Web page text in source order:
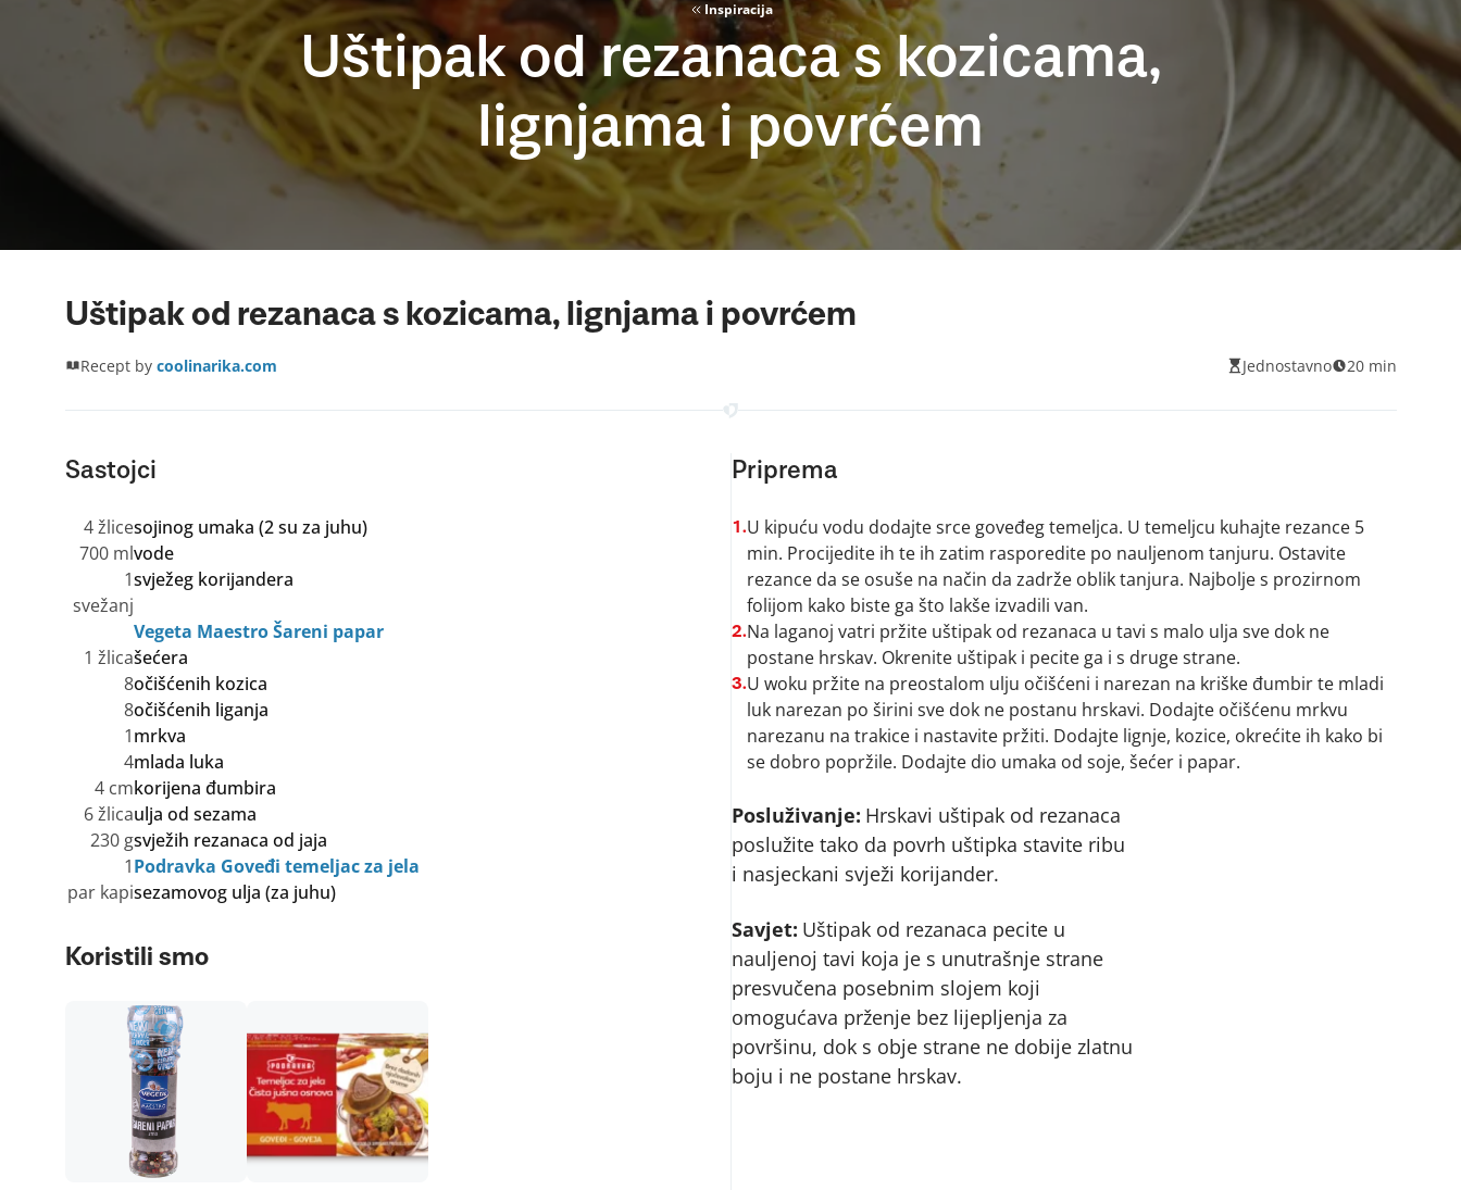
Inspiracija
Uštipak od rezanaca s kozicama,
lignjama i povrćem
Uštipak od rezanaca s kozicama, lignjama i povrćem
Recept by coolinarika.com Jednostavno 20 min
Sastojci
4 žlicesojinog umaka (2 su za juhu)
700 mlvode
1
svežanj
svježeg korijandera
Vegeta Maestro Šareni papar
1 žlicašećera
8očišćenih kozica
8očišćenih liganja
1mrkva
4mlada luka
4 cmkorijena đumbira
6 žlicaulja od sezama
230 gsvježih rezanaca od jaja
1Podravka Goveđi temeljac za jela
par kapisezamovog ulja (za juhu)
Koristili smo
Priprema
1.U kipuću vodu dodajte srce goveđeg temeljca. U temeljcu kuhajte rezance 5
min. Procijedite ih te ih zatim rasporedite po nauljenom tanjuru. Ostavite
rezance da se osuše na način da zadrže oblik tanjura. Najbolje s prozirnom
folijom kako biste ga što lakše izvadili van.
2.Na laganoj vatri pržite uštipak od rezanaca u tavi s malo ulja sve dok ne
postane hrskav. Okrenite uštipak i pecite ga i s druge strane.
3.U woku pržite na preostalom ulju očišćeni i narezan na kriške đumbir te mladi
luk narezan po širini sve dok ne postanu hrskavi. Dodajte očišćenu mrkvu
narezanu na trakice i nastavite pržiti. Dodajte lignje, kozice, okrećite ih kako bi
se dobro popržile. Dodajte dio umaka od soje, šećer i papar.
Posluživanje: Hrskavi uštipak od rezanaca
poslužite tako da povrh uštipka stavite ribu
i nasjeckani svježi korijander.
Savjet: Uštipak od rezanaca pecite u
nauljenoj tavi koja je s unutrašnje strane
presvučena posebnim slojem koji
omogućava prženje bez lijepljenja za
površinu, dok s obje strane ne dobije zlatnu
boju i ne postane hrskav.